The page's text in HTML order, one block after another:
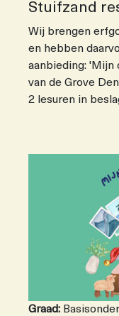
Stuifzand
Wij brengen
en hebben
aanbieding: 'Mijn
van de Grove
2 lesuren in
Graad: